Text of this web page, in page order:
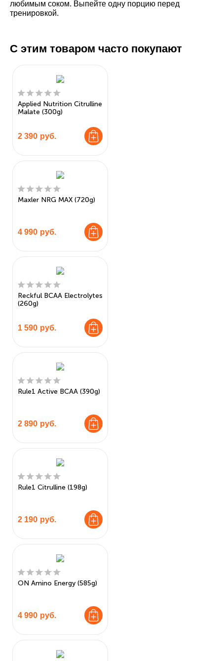
любимым соком. Выпейте одну порцию перед
тренировкой.
С этим товаром часто покупают
Applied Nutrition Citrulline
Malate (300g)
2 390 руб.
Maxler NRG MAX (720g)
4 990 руб.
Reckful BCAA Electrolytes
(260g)
1 590 руб.
Rule1 Active BCAA (390g)
2 890 руб.
Rule1 Citrulline (198g)
2 190 руб.
ON Amino Energy (585g)
4 990 руб.